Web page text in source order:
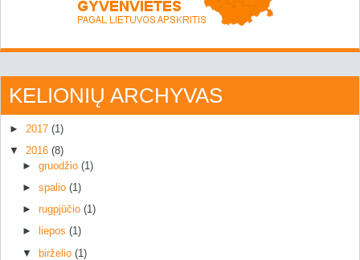
KELIONIŲ ARCHYVAS
► 2017 (1)
▼ 2016 (8)
► gruodžio (1)
► spalio (1)
► rugpjūčio (1)
►
liepos (1)
▼ birželio (1)